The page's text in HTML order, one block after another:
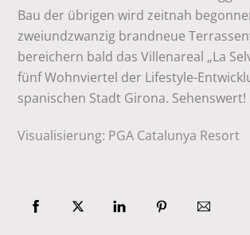
Bau der übrigen wird zeitnah
zweiundzwanzig brandneue
bereichern bald das Villenareal „La
fünf Wohnviertel der Lifestyle-
spanischen Stadt Girona. Sehenswert!
Visualisierung: PGA Catalunya Resort